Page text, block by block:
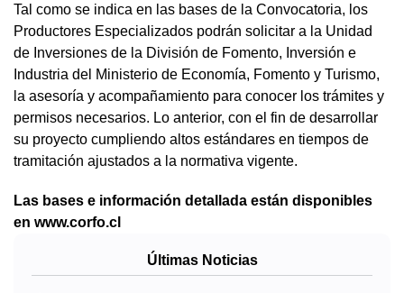
Tal como se indica en las bases de la Convocatoria, los
Productores Especializados podrán solicitar a la Unidad
de Inversiones de la División de Fomento, Inversión e
Industria del Ministerio de Economía, Fomento y Turismo,
la asesoría y acompañamiento para conocer los trámites y
permisos necesarios. Lo anterior, con el fin de desarrollar
su proyecto cumpliendo altos estándares en tiempos de
tramitación ajustados a la normativa vigente.
Las bases e información detallada están disponibles
en www.corfo.cl
Últimas Noticias